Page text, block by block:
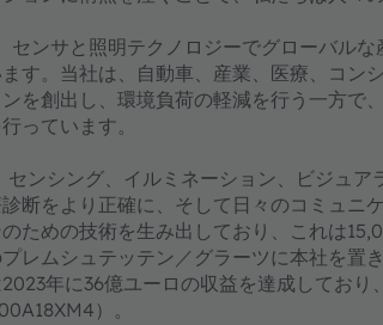
センサと照明テクノロジーでグローバル
す。当社は、自動車、産業、医療、コン
を創出し、環境負荷の軽減を行う一方で
っています。
ンシング、イルミネーション、ビジュア
断をより正確に、そして日々のコミュニ
ための技術を生み出しており、これは
レムシュテッテン／グラーツに本社を置
年に36億ユーロの収益を達成してお
）。